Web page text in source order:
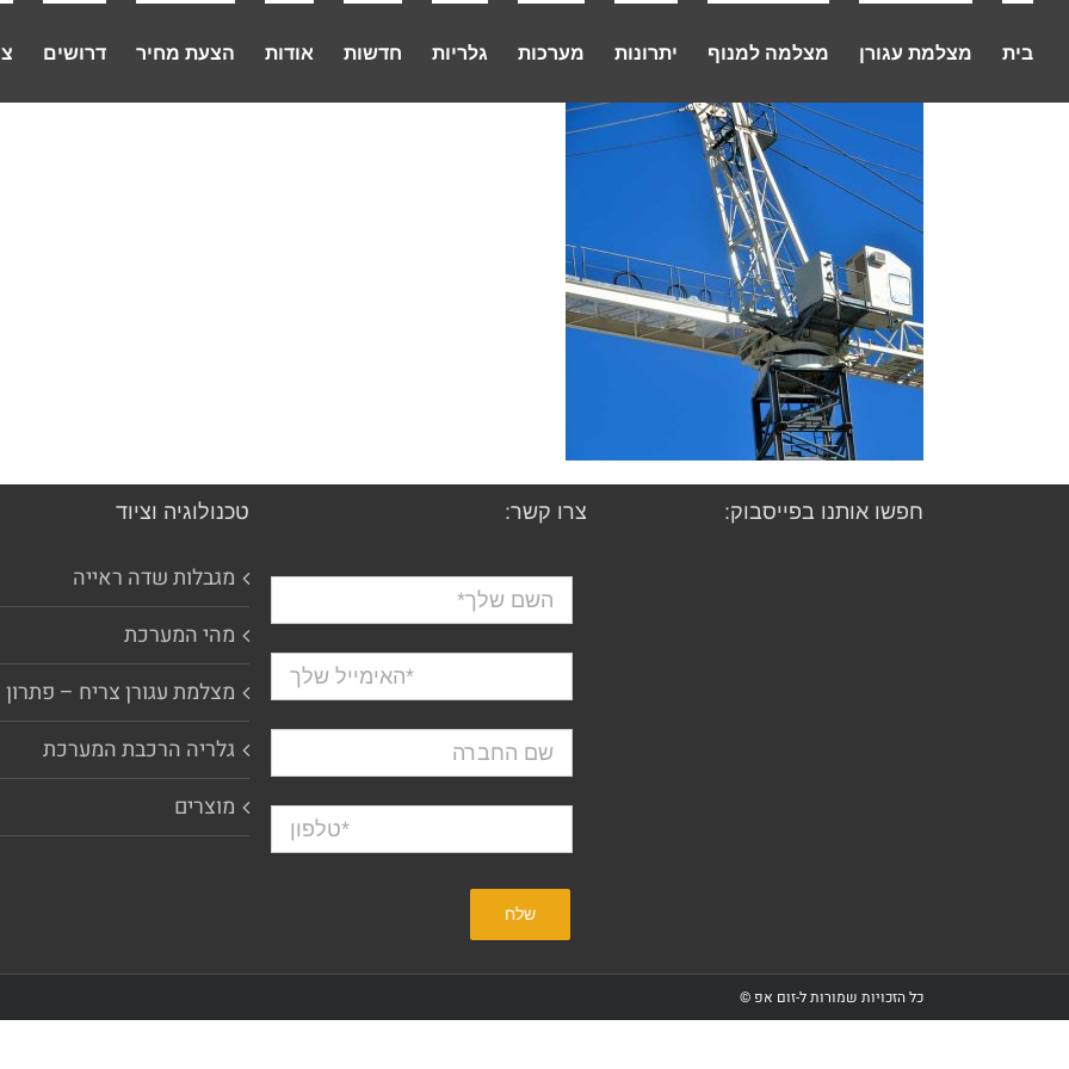
לתוכןבית מצלמת עגורן מצלמה למנוף יתרונות מערכות גלריות חדשות אודות הצעת מחיר דרושים
חפשו אותנו בפייסבוק: צרו קשר: טכנולוגיה וציוד
מגבלות שדה ראייה
מהי המערכת
מצלמת עגורן צריח – פתרון
גלריה הרכבת המערכת
מוצרים
כל הזכויות שמורות ל-זום אפ ©